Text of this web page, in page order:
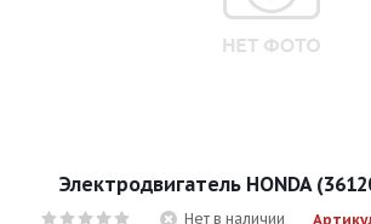
Электродвигатель HONDA
Нет в наличии